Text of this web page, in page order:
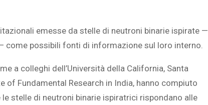
emesse da stelle di neutroni binarie ispirate —
come possibili fonti di informazione sul loro interno.
a colleghi dell’Università della California, Santa
of Fundamental Research in India, hanno compiuto
stelle di neutroni binarie ispiratrici rispondano alle